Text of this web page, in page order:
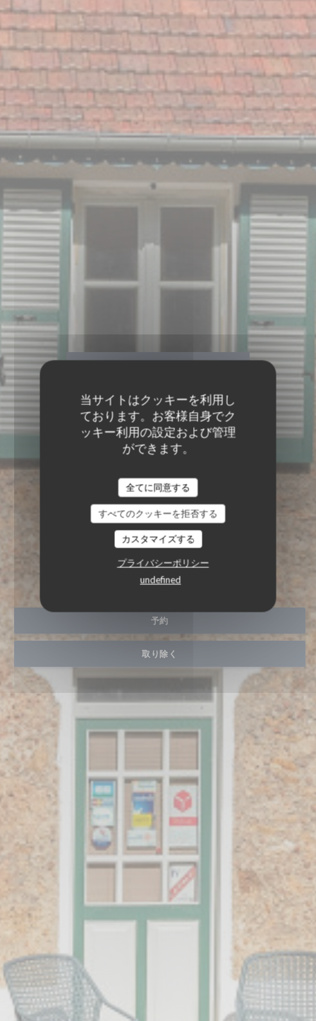
当サイトはクッキーを利用し
ております。お客様自身でク
ッキー利用の設定および管理
ができます。
全てに同意する
すべてのクッキーを拒否する
カスタマイズする
プライバシーポリシー
undefined
AUBERGE DES 3
レストランと部屋|CHOISEL |
VALLEE DE CHEVREUSE
予約
取り除く